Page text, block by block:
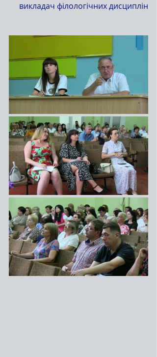
викладач філологічних дисциплін